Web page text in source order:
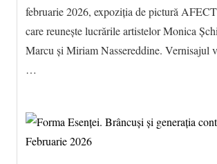
februarie 2026, expoziția de pictură
care reunește lucrările artistelor Monica
Marcu și Miriam Nassereddine. Vernisajul
…